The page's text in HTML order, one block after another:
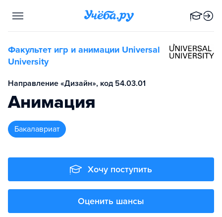
Факультет игр и анимации Universal
University
Направление «Дизайн», код 54.03.01
Анимация
бакалавриат
Хочу поступить
Оценить шансы